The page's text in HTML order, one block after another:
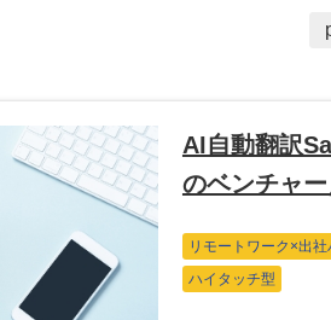
AI自動翻訳
のベンチャ
リモートワーク×出
ハイタッチ型